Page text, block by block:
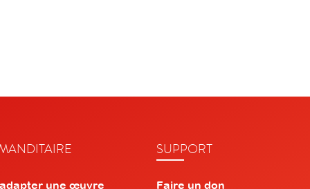
une œuvre
SUPPORT
Faire un don